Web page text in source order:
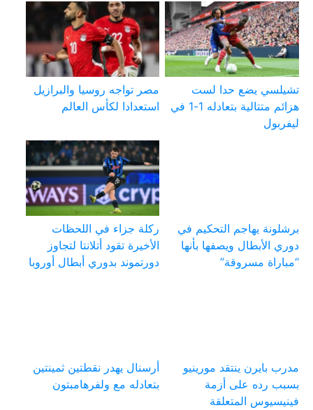
تشيلسي يضع حدا لست
هزائم متتالية بتعادله 1-1 في
ليفربول
مصر تواجه روسيا والبرازيل
استعدادا لكأس العالم
برشلونة يهاجم التحكيم في
دوري الأبطال ويصفها بأنها
“مباراة مسروقة”
ركلة جزاء في اللحظات
الأخيرة تقود أتلانتا لتجاوز
دورتموند بدوري أبطال أوروبا
مدرب بايرن ينتقد مورينيو
بسبب رده على أزمة
فينيسيوس المتعلقة
أرسنال يهدر نقطتين ثمينتين
بتعادله مع ولفرهامبتون